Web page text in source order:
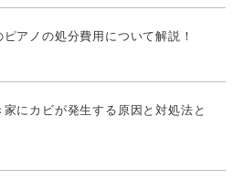
アノの処分費用について解説！
にカビが発生する原因と対処法と